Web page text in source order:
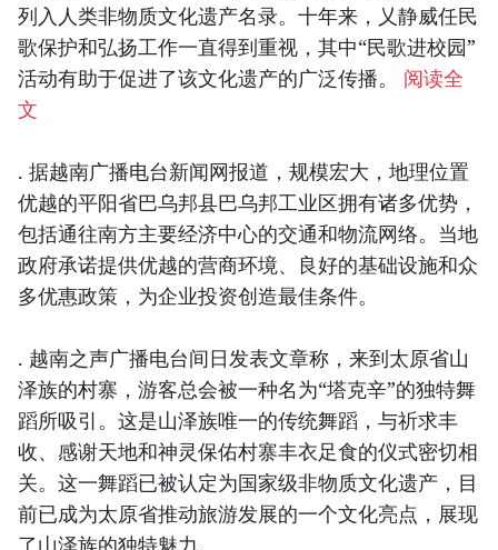
列入人类非物质文化遗产名录。十年来，乂静威任民
歌保护和弘扬工作一直得到重视，其中“民歌进校园”
活动有助于促进了该文化遗产的广泛传播。 阅读全
文
. 据越南广播电台新闻网报道，规模宏大，地理位置
优越的平阳省巴乌邦县巴乌邦工业区拥有诸多优势，
包括通往南方主要经济中心的交通和物流网络。当地
政府承诺提供优越的营商环境、良好的基础设施和众
多优惠政策，为企业投资创造最佳条件。
. 越南之声广播电台间日发表文章称，来到太原省山
泽族的村寨，游客总会被一种名为“塔克辛”的独特舞
蹈所吸引。这是山泽族唯一的传统舞蹈，与祈求丰
收、感谢天地和神灵保佑村寨丰衣足食的仪式密切相
关。这一舞蹈已被认定为国家级非物质文化遗产，目
前已成为太原省推动旅游发展的一个文化亮点，展现
了山泽族的独特魅力。